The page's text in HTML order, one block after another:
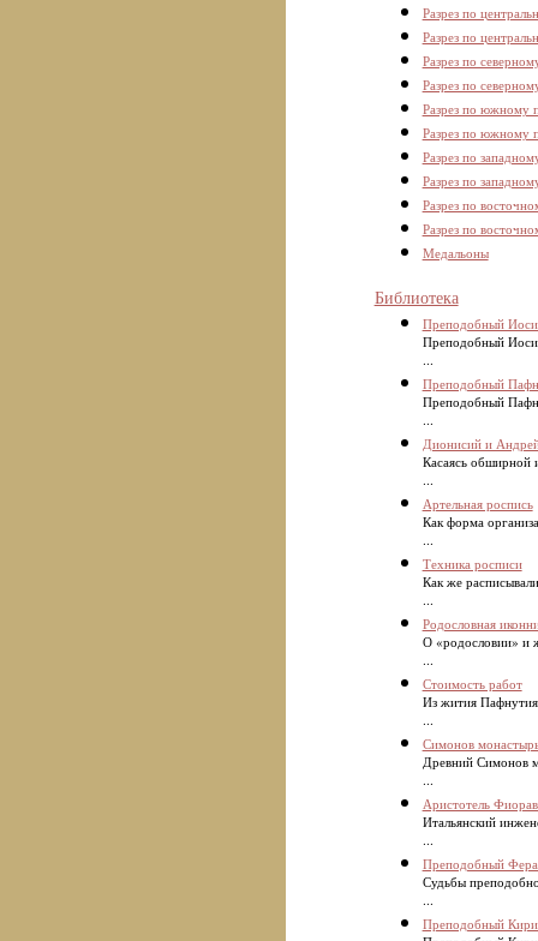
Разрез по
Разрез по
Разрез по
Разрез по
Разрез по южному
Разрез по южному
Разрез по
Разрез по
Разрез по
Разрез по
Медальоны
Библиотека
Преподобный
Преподобный
...
Преподобный
Преподобный
...
Дионисий и
Касаясь обширной
...
Артельная роспись
Как форма
...
Техника росписи
Как же
...
Родословная
О «родословии» и
...
Стоимость работ
Из жития
...
Симонов
Древний Симонов
...
Аристотель
Итальянский
...
Преподобный
Судьбы
...
Преподобный